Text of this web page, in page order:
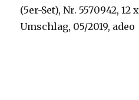
(5er-Set), Nr.5570942,12
Umschlag, 05/2019, adeo